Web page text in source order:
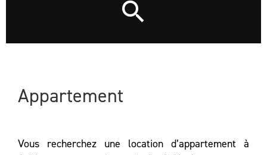
Appartement
Vous recherchez une location d’appartement à